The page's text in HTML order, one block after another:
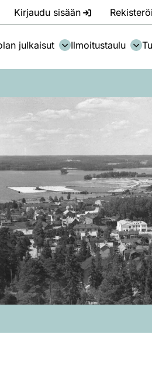
Kirjaudu sisään
julkaisut Ilmoitustaulu